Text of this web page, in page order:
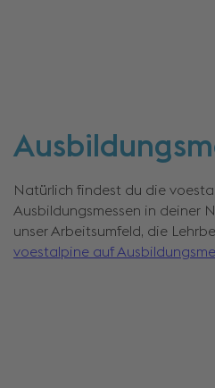
Natürlich findest du die
Ausbildungsmessen in deiner
unser Arbeitsumfeld, die
voestalpine auf